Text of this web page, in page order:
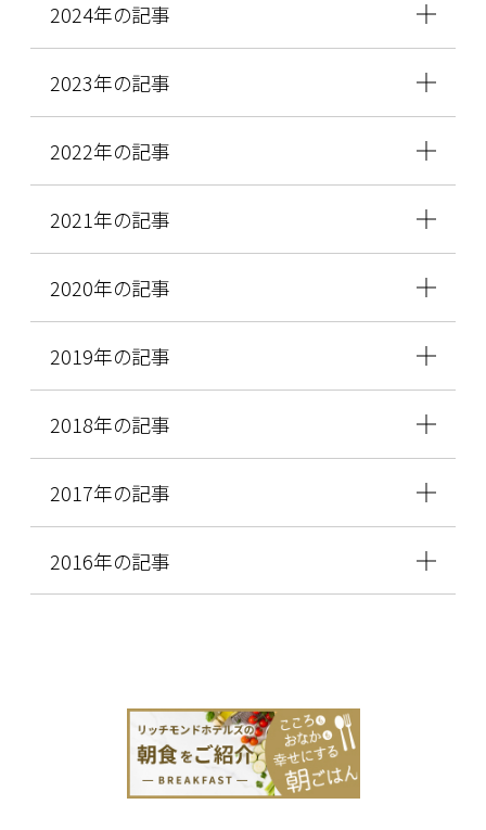
2024年の記事
2023年の記事
2022年の記事
2021年の記事
2020年の記事
2019年の記事
2018年の記事
2017年の記事
2016年の記事